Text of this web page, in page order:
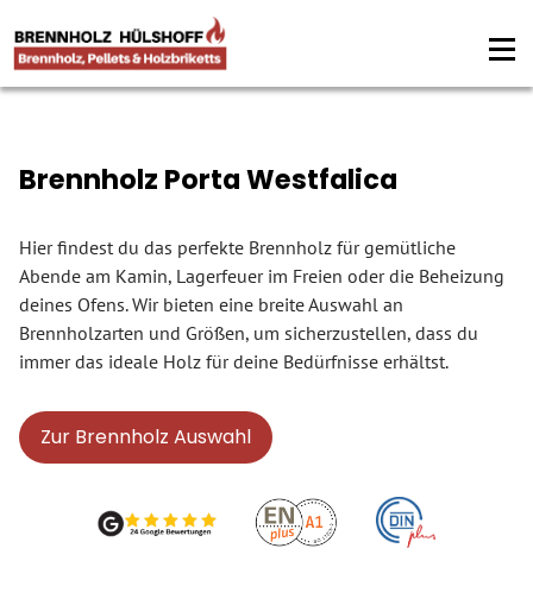
Brennholz Porta Westfalica
Hier findest du das perfekte Brennholz für gemütliche
Abende am Kamin, Lagerfeuer im Freien oder die Beheizung
deines Ofens. Wir bieten eine breite Auswahl an
Brennholzarten und Größen, um sicherzustellen, dass du
immer das ideale Holz für deine Bedürfnisse erhältst.
Zur Brennholz Auswahl